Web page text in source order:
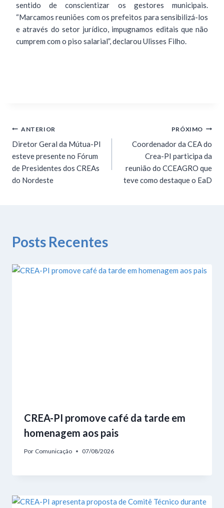
sentido de conscientizar os gestores municipais.
“Marcamos reuniões com os prefeitos para sensibilizá-los
e através do setor jurídico, impugnamos editais que não
cumprem com o piso salarial”, declarou Ulisses Filho.
ANTERIOR
Diretor Geral da Mútua-PI
esteve presente no Fórum
de Presidentes dos CREAs
do Nordeste
PRÓXIMO
Coordenador da CEA do
Crea-PI participa da
reunião do CCEAGRO que
teve como destaque o EaD
Posts Recentes
CREA-PI promove café da tarde em
homenagem aos pais
Por Comunicação 07/08/2026